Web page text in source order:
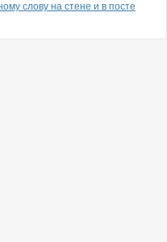
слову на стене и в посте